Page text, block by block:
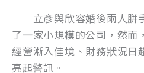
立彥與欣容婚後兩人胼
了一家小規模的公司，然而
經營漸入佳境、財務狀況日
亮起警訊。